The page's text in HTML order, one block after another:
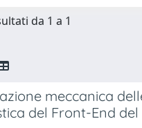
da 1 a 1
meccanica
del Front-End